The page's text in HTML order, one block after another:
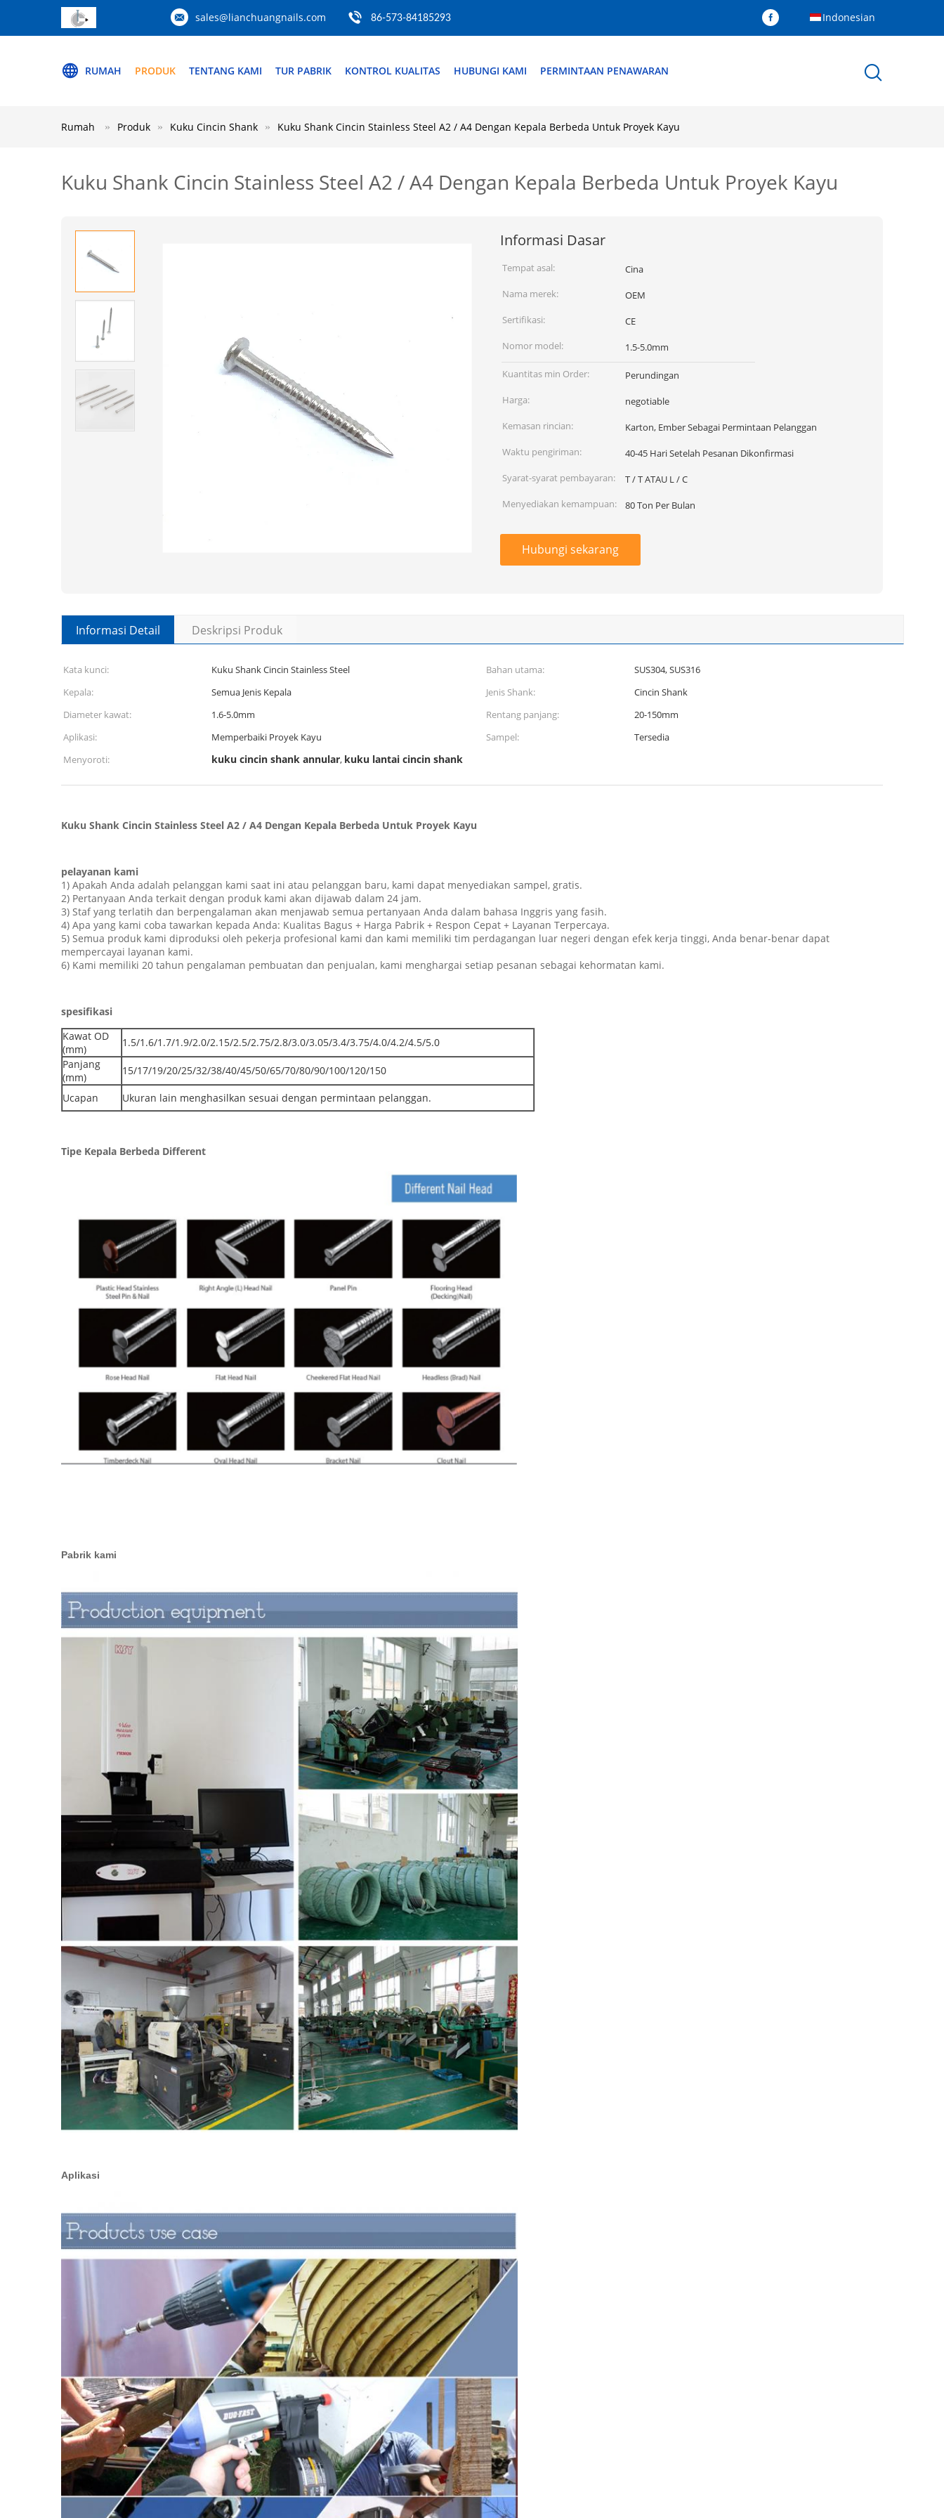
sales@lianchuangnails.com 86-573-84185293 Indonesian
RUMAH PRODUK TENTANG KAMI TUR PABRIK KONTROL KUALITAS HUBUNGI KAMI PERMINTAAN PENAWARAN
Rumah Produk Kuku Cincin Shank Kuku Shank Cincin Stainless Steel A2 / A4 Dengan Kepala Berbeda Untuk Proyek Kayu
Kuku Shank Cincin Stainless Steel A2 / A4 Dengan Kepala Berbeda Untuk Proyek Kayu
Informasi Dasar
Tempat asal:
Cina
Nama merek:
OEM
Sertifikasi:
CE
Nomor model:
1.5-5.0mm
Kuantitas min Order:
Perundingan
Harga:
negotiable
Kemasan rincian:
Karton, Ember Sebagai Permintaan Pelanggan
Waktu pengiriman:
40-45 Hari Setelah Pesanan Dikonfirmasi
Syarat-syarat pembayaran:
T / T ATAU L / C
Menyediakan kemampuan:
80 Ton Per Bulan
Hubungi sekarang
Informasi Detail Deskripsi Produk
Kata kunci: Kuku Shank Cincin Stainless Steel Bahan utama:
SUS304, SUS316
Kepala:
Semua Jenis Kepala Jenis Shank:
Cincin Shank
Diameter kawat:
1.6-5.0mm Rentang panjang:
20-150mm
Aplikasi:
Memperbaiki Proyek Kayu Sampel:
Tersedia
Menyoroti:
kuku cincin shank annular, kuku lantai cincin shank
Kuku Shank Cincin Stainless Steel A2 / A4 Dengan Kepala Berbeda Untuk Proyek Kayu
pelayanan kami
1) Apakah Anda adalah pelanggan kami saat ini atau pelanggan baru, kami dapat menyediakan sampel, gratis.
2) Pertanyaan Anda terkait dengan produk kami akan dijawab dalam 24 jam.
3) Staf yang terlatih dan berpengalaman akan menjawab semua pertanyaan Anda dalam bahasa Inggris yang fasih.
4) Apa yang kami coba tawarkan kepada Anda: Kualitas Bagus + Harga Pabrik + Respon Cepat + Layanan Terpercaya.
5) Semua produk kami diproduksi oleh pekerja profesional kami dan kami memiliki tim perdagangan luar negeri dengan efek kerja tinggi, Anda benar-benar dapat
mempercayai layanan kami.
6) Kami memiliki 20 tahun pengalaman pembuatan dan penjualan, kami menghargai setiap pesanan sebagai kehormatan kami.
spesifikasi
Kawat OD
(mm)
1.5/1.6/1.7/1.9/2.0/2.15/2.5/2.75/2.8/3.0/3.05/3.4/3.75/4.0/4.2/4.5/5.0
Panjang
(mm)
15/17/19/20/25/32/38/40/45/50/65/70/80/90/100/120/150
Ucapan Ukuran lain menghasilkan sesuai dengan permintaan pelanggan.
Tipe Kepala Berbeda Different
Pabrik kami
Aplikasi